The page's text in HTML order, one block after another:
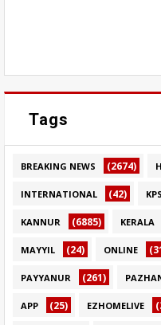
Tags
BREAKING NEWS (2674)
INTERNATIONAL (42)
KANNUR (6885) KERALA
MAYYIL (24) ONLINE
PAYYANUR (261)
APP (25) EZHOMELIVE